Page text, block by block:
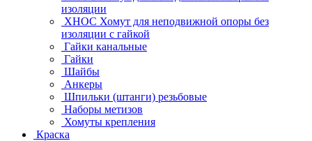
изоляции
ХНОС Хомут для неподвижной опоры без
изоляции с гайкой
Гайки канальные
Гайки
Шайбы
Анкеры
Шпильки (штанги) резьбовые
Наборы метизов
Хомуты крепления
Краска